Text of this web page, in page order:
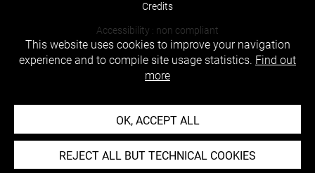
Credits
Accessibility : non compliant
This website uses cookies to improve your navigation
experience and to compile site usage statistics. Find out
more
OK, ACCEPT ALL
REJECT ALL BUT TECHNICAL COOKIES